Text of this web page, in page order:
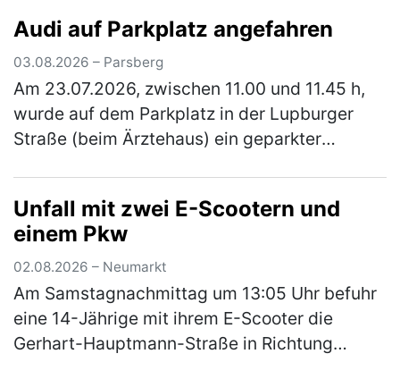
unterwegs, als sie einen Man…(mehr)
Audi auf Parkplatz angefahren
03.08.2026 – Parsberg
Am 23.07.2026, zwischen 11.00 und 11.45 h,
wurde auf dem Parkplatz in der Lupburger
Straße (beim Ärztehaus) ein geparkter
(mehr)
Unfall mit zwei E-Scootern und
einem Pkw
02.08.2026 – Neumarkt
Am Samstagnachmittag um 13:05 Uhr befuhr
eine 14-Jährige mit ihrem E-Scooter die
Gerhart-Hauptmann-Straße in Richtung